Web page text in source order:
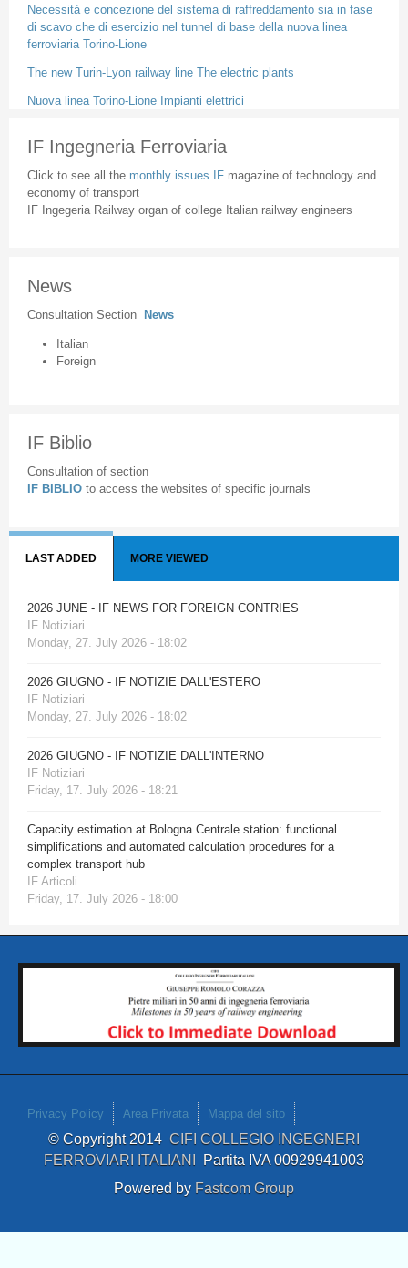
Necessità e concezione del sistema di raffreddamento sia in fase
di scavo che di esercizio nel tunnel di base della nuova linea
ferroviaria Torino-Lione
The new Turin-Lyon railway line The electric plants
Nuova linea Torino-Lione Impianti elettrici
IF Ingegneria Ferroviaria
Click to see all the monthly issues IF magazine of technology and
economy of transport
IF Ingegeria Railway organ of college Italian railway engineers
News
Consultation Section News
Italian
Foreign
IF Biblio
Consultation of section
IF BIBLIO to access the websites of specific journals
LAST ADDED MORE VIEWED
2026 JUNE - IF NEWS FOR FOREIGN CONTRIES
IF Notiziari
Monday, 27. July 2026 - 18:02
2026 GIUGNO - IF NOTIZIE DALL'ESTERO
IF Notiziari
Monday, 27. July 2026 - 18:02
2026 GIUGNO - IF NOTIZIE DALL'INTERNO
IF Notiziari
Friday, 17. July 2026 - 18:21
Capacity estimation at Bologna Centrale station: functional
simplifications and automated calculation procedures for a
complex transport hub
IF Articoli
Friday, 17. July 2026 - 18:00
Privacy Policy Area Privata Mappa del sito
© Copyright 2014 CIFI COLLEGIO INGEGNERI
FERROVIARI ITALIANI Partita IVA 00929941003
Powered by Fastcom Group